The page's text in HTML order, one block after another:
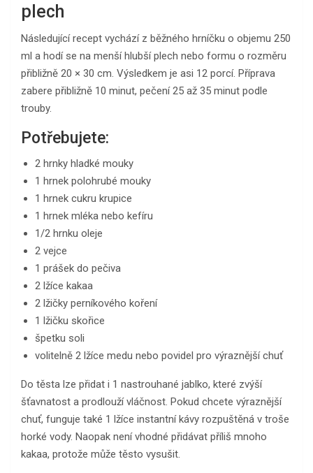
plech
Následující recept vychází z běžného hrníčku o objemu 250
ml a hodí se na menší hlubší plech nebo formu o rozměru
přibližně 20 × 30 cm. Výsledkem je asi 12 porcí. Příprava
zabere přibližně 10 minut, pečení 25 až 35 minut podle
trouby.
Potřebujete:
2 hrnky hladké mouky
1 hrnek polohrubé mouky
1 hrnek cukru krupice
1 hrnek mléka nebo kefíru
1/2 hrnku oleje
2 vejce
1 prášek do pečiva
2 lžíce kakaa
2 lžičky perníkového koření
1 lžičku skořice
špetku soli
volitelně 2 lžíce medu nebo povidel pro výraznější chuť
Do těsta lze přidat i 1 nastrouhané jablko, které zvýší
šťavnatost a prodlouží vláčnost. Pokud chcete výraznější
chuť, funguje také 1 lžíce instantní kávy rozpuštěná v troše
horké vody. Naopak není vhodné přidávat příliš mnoho
kakaa, protože může těsto vysušit.